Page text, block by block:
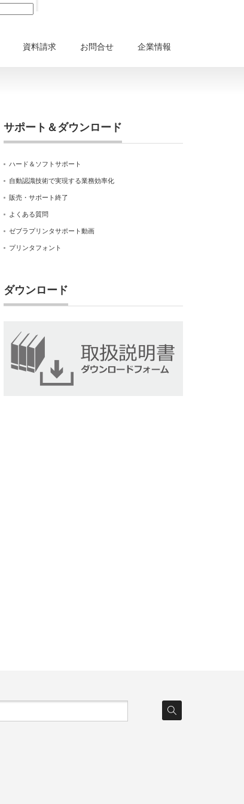
資料請求 お問合せ 企業情報
サポート＆ダウンロード
ハード＆ソフトサポート
自動認識技術で実現する業務効率化
販売・サポート終了
よくある質問
ゼブラプリンタサポート動画
プリンタフォント
ダウンロード